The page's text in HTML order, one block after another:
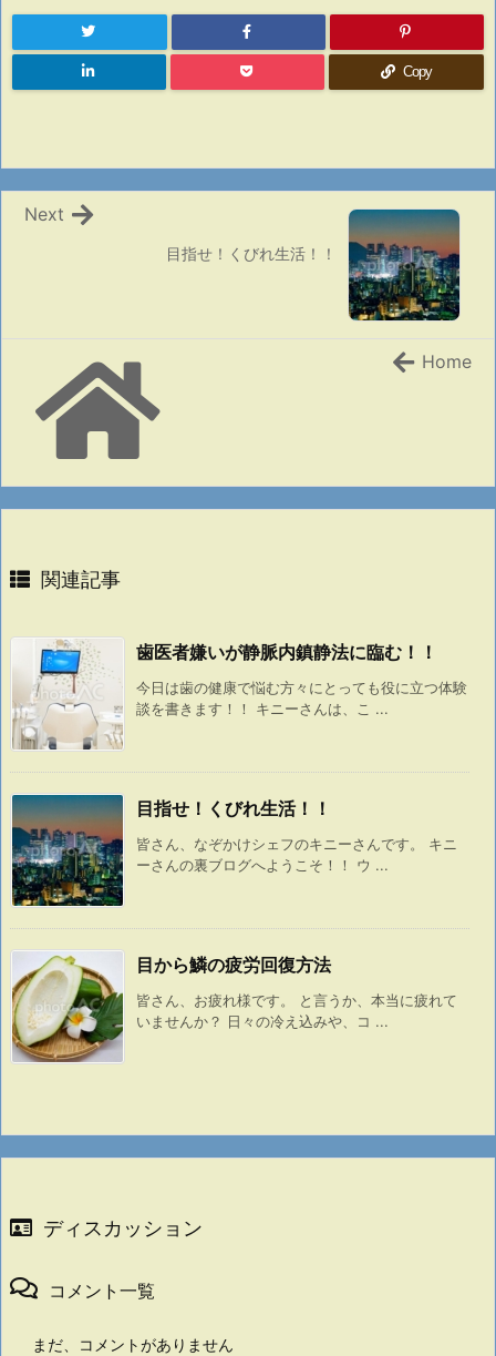
Copy
目指せ！くびれ生活！！
Next
Home
関連記事
歯医者嫌いが静脈内鎮静法に臨む！！
今日は歯の健康で悩む方々にとっても役に立つ体験
談を書きます！！ キニーさんは、こ ...
目指せ！くびれ生活！！
皆さん、なぞかけシェフのキニーさんです。 キニ
ーさんの裏ブログへようこそ！！ ウ ...
目から鱗の疲労回復方法
皆さん、お疲れ様です。 と言うか、本当に疲れて
いませんか？ 日々の冷え込みや、コ ...
ディスカッション
コメント一覧
まだ、コメントがありません